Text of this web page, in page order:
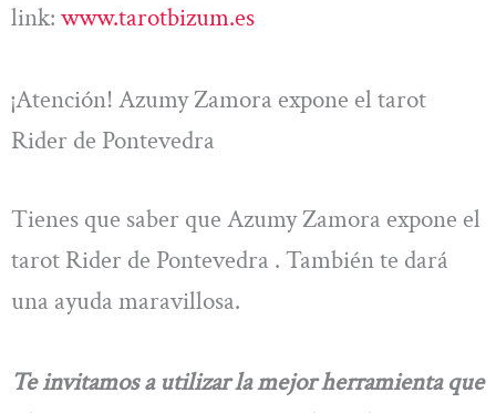
link: www.tarotbizum.es
¡Atención! Azumy Zamora expone el tarot
Rider de Pontevedra
Tienes que saber que Azumy Zamora expone el
tarot Rider de Pontevedra . También te dará
una ayuda maravillosa.
Te invitamos a utilizar la mejor herramienta que